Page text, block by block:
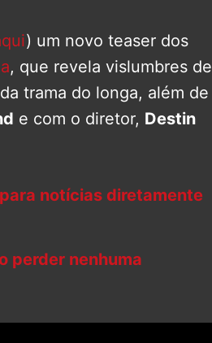
) um novo teaser dos
, que revela vislumbres de
trama do longa, além de
e com o diretor, Destin
notícias diretamente
perder nenhuma